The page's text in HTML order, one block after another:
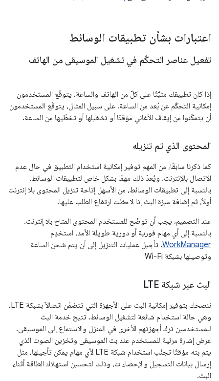
اعتبارات بشأن تطبيقات الوسائط
تفعيل عناصر التحكّم في تشغيل الموسيقى من الهاتف
إذا كان تطبيقك مثبَّتًا على كلّ من الهاتف والساعة، يتوقّع المستخدمون
إمكانية التحكّم عن بُعد من الساعة. على سبيل المثال، يتوقّع المستخدمون
أن يتمكّنوا من إيقاف الأغاني مؤقتًا أو تشغيلها أو تخطّيها من الساعة.
المحتوى الذي تم تنزيله
كما ذكرنا سابقًا، من المهم توفير إمكانية استخدام التطبيق في حال عدم
الاتصال بالإنترنت. ويُعدّ ذلك مهمًا بشكل خاص لتطبيقات الوسائط.
بالنسبة إلى تطبيقات الوسائط، من الأسهل إتاحة تنزيل المحتوى بلا إنترنت
أولاً، ثم إضافة ميزة البث إذا لاحظت ارتفاع الطلب عليها.
عند التصميم، يجب أن توضّح للمستخدم المحتوى المتاح بلا إنترنت.
بالنسبة إلى أي مهام فورية أو دورية طويلة الأمد، استخدِم
WorkManager. تأجيل عمليات التنزيل إلى أن يتم شحن الساعة
وتوصيلها بشبكة Wi-Fi
البث عبر شبكة LTE
ننصحك بتوفير إمكانية البث على الأجهزة التي تتضمّن اتصالاً بشبكة LTE،
وهي حالة استخدام شائعة لتشغيل الوسائط. تتيح خدمة البث
للمستخدمين ترك أجهزتهم الأخرى في المنزل والاستماع إلى الموسيقى.
عرض إشارة مرئية للمستخدم عند بث الموسيقى وتخزين الصوت الذي
يتم بثه مؤقتًا تجنَّب استخدام شبكة LTE لأي مهام يمكن تأجيلها، مثل
إرسال بيانات التسجيل والإحصاءات، وذلك لتحسين استهلاك الطاقة أثناء
البث.